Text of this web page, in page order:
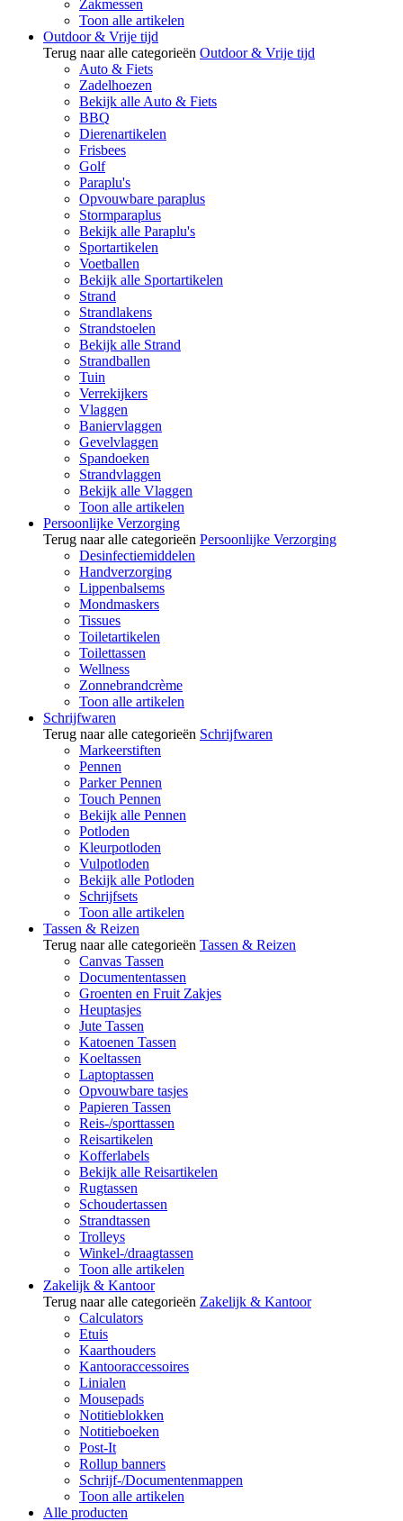
Zakmessen
Toon alle artikelen
Outdoor & Vrije tijd
Terug naar alle categorieën Outdoor & Vrije tijd
Auto & Fiets
Zadelhoezen
Bekijk alle Auto & Fiets
BBQ
Dierenartikelen
Frisbees
Golf
Paraplu's
Opvouwbare paraplus
Stormparaplus
Bekijk alle Paraplu's
Sportartikelen
Voetballen
Bekijk alle Sportartikelen
Strand
Strandlakens
Strandstoelen
Bekijk alle Strand
Strandballen
Tuin
Verrekijkers
Vlaggen
Baniervlaggen
Gevelvlaggen
Spandoeken
Strandvlaggen
Bekijk alle Vlaggen
Toon alle artikelen
Persoonlijke Verzorging
Terug naar alle categorieën Persoonlijke Verzorging
Desinfectiemiddelen
Handverzorging
Lippenbalsems
Mondmaskers
Tissues
Toiletartikelen
Toilettassen
Wellness
Zonnebrandcrème
Toon alle artikelen
Schrijfwaren
Terug naar alle categorieën Schrijfwaren
Markeerstiften
Pennen
Parker Pennen
Touch Pennen
Bekijk alle Pennen
Potloden
Kleurpotloden
Vulpotloden
Bekijk alle Potloden
Schrijfsets
Toon alle artikelen
Tassen & Reizen
Terug naar alle categorieën Tassen & Reizen
Canvas Tassen
Documententassen
Groenten en Fruit Zakjes
Heuptasjes
Jute Tassen
Katoenen Tassen
Koeltassen
Laptoptassen
Opvouwbare tasjes
Papieren Tassen
Reis-/sporttassen
Reisartikelen
Kofferlabels
Bekijk alle Reisartikelen
Rugtassen
Schoudertassen
Strandtassen
Trolleys
Winkel-/draagtassen
Toon alle artikelen
Zakelijk & Kantoor
Terug naar alle categorieën Zakelijk & Kantoor
Calculators
Etuis
Kaarthouders
Kantooraccessoires
Linialen
Mousepads
Notitieblokken
Notitieboeken
Post-It
Rollup banners
Schrijf-/Documentenmappen
Toon alle artikelen
Alle producten